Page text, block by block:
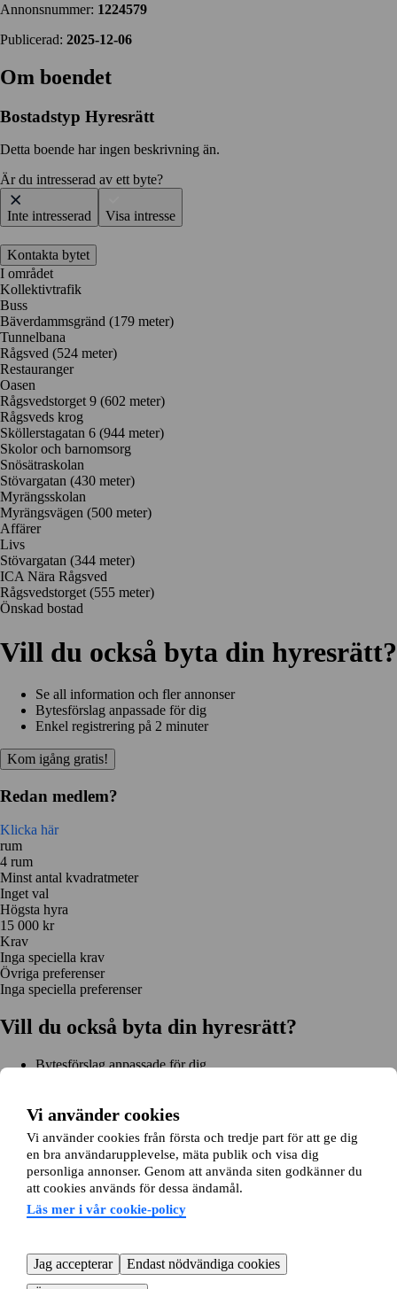
Vi använder cookies
Vi använder cookies från första och tredje part för att ge dig
en bra användarupplevelse, mäta publik och visa dig
personliga annonser. Genom att använda siten godkänner du
att cookies används för dessa ändamål.
Läs mer i vår cookie-policy
Jag accepterar
Endast nödvändiga cookies
Annonsnummer: 1224579
Publicerad: 2025-12-06
Om boendet
Bostadstyp Hyresrätt
Detta boende har ingen beskrivning än.
Är du intresserad av ett byte?
Inte intresserad Visa intresse
Kontakta bytet
I området
Kollektivtrafik
Buss
Bäverdammsgränd (179 meter)
Tunnelbana
Rågsved (524 meter)
Restauranger
Oasen
Rågsvedstorget 9 (602 meter)
Rågsveds krog
Sköllerstagatan 6 (944 meter)
Skolor och barnomsorg
Snösätraskolan
Stövargatan (430 meter)
Myrängsskolan
Myrängsvägen (500 meter)
Affärer
Livs
Stövargatan (344 meter)
ICA Nära Rågsved
Rågsvedstorget(555 meter)
Önskad bostad
Vill du också byta din hyresrätt?
Se all information och fler annonser
Bytesförslag anpassade för dig
Enkel registrering på 2 minuter
Kom igång gratis!
Redan medlem?
Klicka här
rum
4 rum
Minst antal kvadratmeter
Inget val
Högsta hyra
15 000 kr
Krav
Inga speciella krav
Övriga preferenser
Inga speciella preferenser
Vill du också byta din hyresrätt?
Bytesförslag anpassade för dig
Kom igång
Kom igång gratisSök annonser Logga in
Läs mer
Nyheter och tipsBytesansökan
Om lägenhetsbyte.se
Kundtjänst
Hjälp